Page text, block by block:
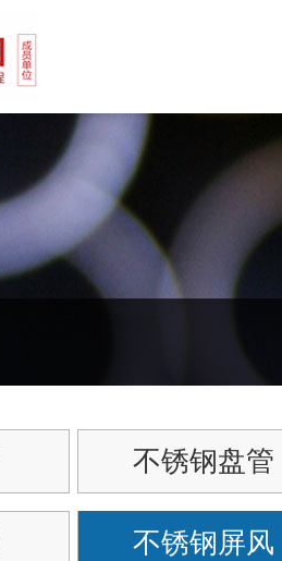
不锈钢盘管
不锈钢屏风